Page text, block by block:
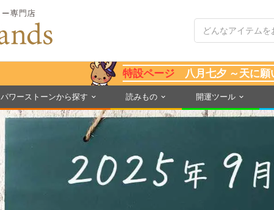
特設ページ 八月七夕 ～天に願
パワーストーンから探す 読みもの 開運ツール